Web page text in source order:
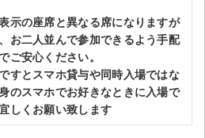
示の座席と異なる席になりますが
お二人並んで参加できるよう手配
ご安心ください。
すとスマホ貸与や同時入場ではな
のスマホでお好きなときに入場で
しくお願い致します